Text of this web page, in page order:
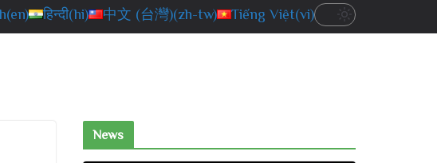
(en) हिन्दी(hi) 中文 (台灣)(zh-tw) Tiếng Việt(vi)
News